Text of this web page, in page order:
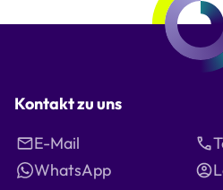
Kontakt zu uns
E-Mail
WhatsApp